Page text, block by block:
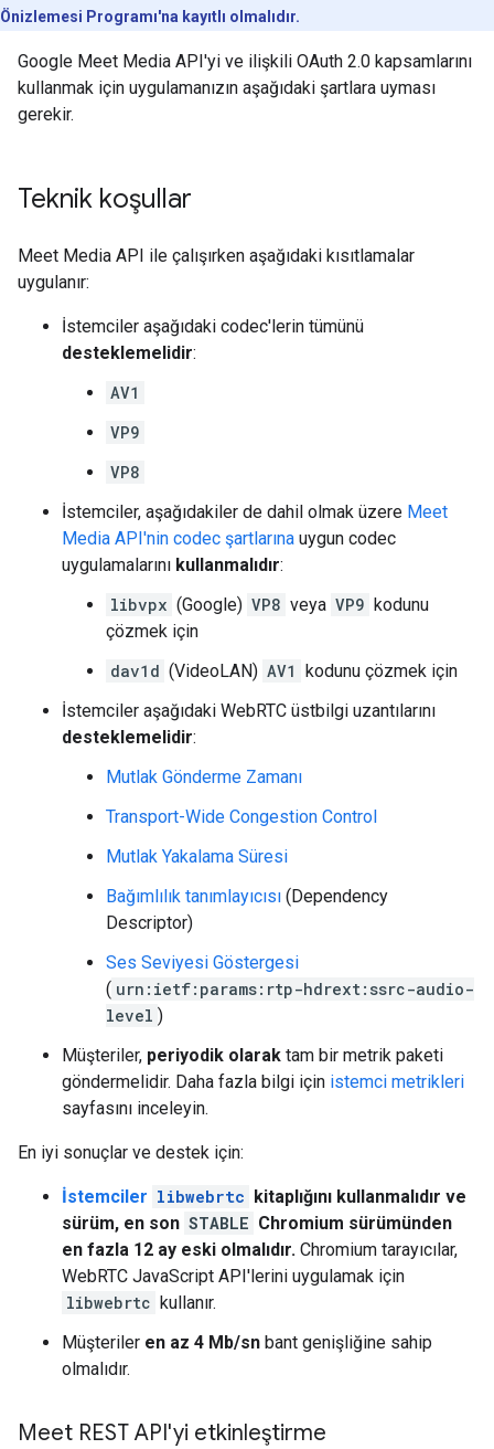
Önizlemesi Programı'na kayıtlı olmalıdır.
Google Meet Media API'yi ve ilişkili OAuth 2.0 kapsamlarını
kullanmak için uygulamanızın aşağıdaki şartlara uyması
gerekir.
Teknik koşullar
Meet Media API ile çalışırken aşağıdaki kısıtlamalar
uygulanır:
İstemciler aşağıdaki codec'lerin tümünü
desteklemelidir:
AV1
VP9
VP8
İstemciler, aşağıdakiler de dahil olmak üzere Meet
Media API'nin codec şartlarına uygun codec
uygulamalarını kullanmalıdır:
libvpx (Google) VP8 veya VP9 kodunu
çözmek için
dav1d (VideoLAN) AV1 kodunu çözmek için
İstemciler aşağıdaki WebRTC üstbilgi uzantılarını
desteklemelidir:
Mutlak Gönderme Zamanı
Transport-Wide Congestion Control
Mutlak Yakalama Süresi
Bağımlılık tanımlayıcısı (Dependency
Descriptor)
Ses Seviyesi Göstergesi
( urn:ietf:params:rtp-hdrext:ssrc-audio-
level )
Müşteriler, periyodik olarak tam bir metrik paketi
göndermelidir. Daha fazla bilgi için istemci metrikleri
sayfasını inceleyin.
En iyi sonuçlar ve destek için:
İstemciler libwebrtc kitaplığını kullanmalıdır ve
sürüm, en son STABLE Chromium sürümünden
en fazla 12 ay eski olmalıdır. Chromium tarayıcılar,
WebRTC JavaScript API'lerini uygulamak için
libwebrtc kullanır.
Müşteriler en az 4 Mb/sn bant genişliğine sahip
olmalıdır.
Meet REST API'yi etkinleştirme